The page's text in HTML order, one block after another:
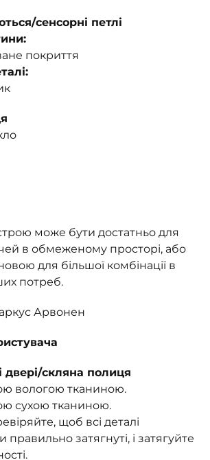
сенсорні петлі
покриття
може бути достатньо для
в обмеженому просторі, або
для більшої комбінації в
потреб.
Арвонен
двері/скляна полиця
вологою тканиною.
сухою тканиною.
щоб всі деталі
правильно затягнуті, і затягуйте